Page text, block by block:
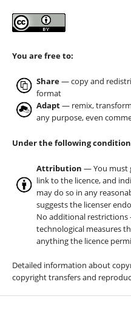
You are free to:
Share— copy and
format
Adapt— remix,
any purpose, even
Under the following
Attribution — You must
link to the licence, and
may do so in any
suggests the licenser
No additional
technological measures
anything the licence
Detailed information about
copyright transfers and